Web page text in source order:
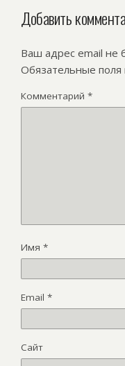
Добавить
Ваш адрес email не
Обязательные
Комментарий *
Имя *
Email *
Сайт